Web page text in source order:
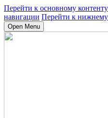
Перейти к основному контенту
навигации Перейти к нижнему
Open Menu